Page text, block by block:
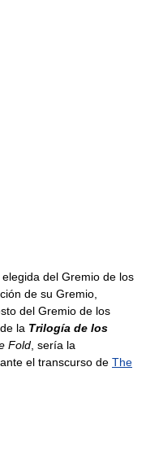
del Gremio de los
de su Gremio,
del Gremio de los
la Trilogía de los
Fold , sería la
el transcurso de The